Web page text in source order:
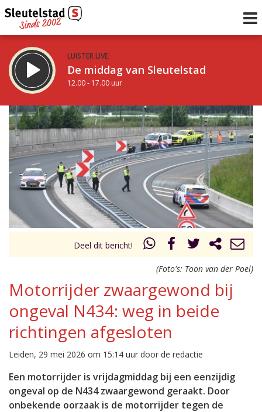
LUISTER LIVE:
De middag van Sleutelstad
12.00 - 17.00 uur
STRAKS:
Sleutelstad 30
17.00 - 19.00 uur
Vorig uur
uur 1 van 0 Volgend uur
Inklappen
Deel dit bericht!
(Foto's: Toon van der Poel)
Motorrijder zwaargewond bij
ongeval N434: weg in beide
richtingen afgesloten
Leiden, 29 mei 2026 om 15:14 uur door de redactie
Een motorrijder is vrijdagmiddag bij een eenzijdig
ongeval op de N434 zwaargewond geraakt. Door
onbekende oorzaak is de motorrijder tegen de